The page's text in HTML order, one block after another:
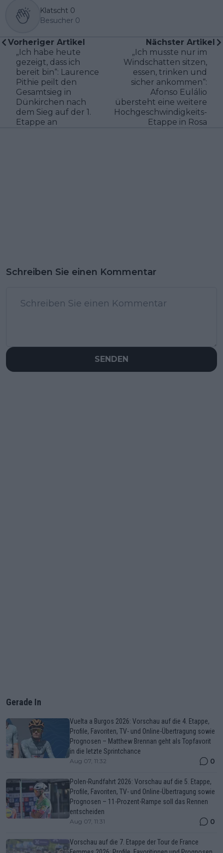
Klatscht 0
Besucher 0
Vorheriger Artikel
„Ich habe heute
gezeigt, dass ich
bereit bin“: Laurence
Pithie peilt den
Gesamtsieg in
Dünkirchen nach
dem Sieg auf der 1.
Etappe an
Nächster Artikel
„Ich musste nur im
Windschatten sitzen,
essen, trinken und
sicher ankommen“:
Afonso Eulálio
übersteht eine weitere
Hochgeschwindigkeits-
Etappe in Rosa
Schreiben Sie einen Kommentar
SENDEN
Gerade In
Vuelta a Burgos 2026: Vorschau auf die 4. Etappe,
Profile, Favoriten, TV- und Online-Übertragung sowie
Prognosen – Matthew Brennan geht als Topfavorit
in die letzte Sprintchance
Aug 07, 11:32 0
Polen-Rundfahrt 2026: Vorschau auf die 5. Etappe,
Profile, Favoriten, TV- und Online-Übertragung sowie
Prognosen – 11-Prozent-Rampe soll das Rennen
entscheiden
Aug 07, 11:31 0
Vorschau auf die 7. Etappe der Tour de France